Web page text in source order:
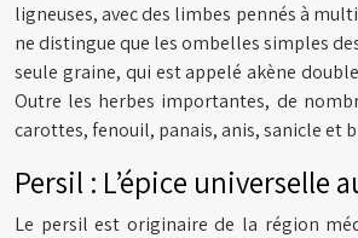
ligneuses, avec des limbes pennés à
ne distingue que les ombelles simples
seule graine, qui est appelé akène
Outre les herbes importantes, de
carottes, fenouil, panais, anis, sanicle et
Persil : L’épice universelle
Le persil est originaire de la région